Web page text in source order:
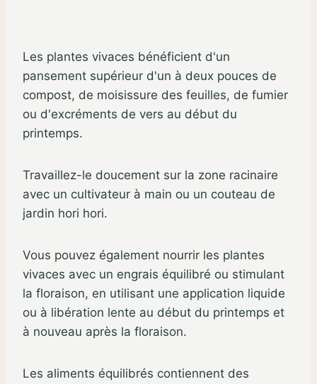
Les plantes vivaces bénéficient d'un
pansement supérieur d'un à deux pouces de
compost, de moisissure des feuilles, de fumier
ou d'excréments de vers au début du
printemps.
Travaillez-le doucement sur la zone racinaire
avec un cultivateur à main ou un couteau de
jardin hori hori.
Vous pouvez également nourrir les plantes
vivaces avec un engrais équilibré ou stimulant
la floraison, en utilisant une application liquide
ou à libération lente au début du printemps et
à nouveau après la floraison.
Les aliments équilibrés contiennent des